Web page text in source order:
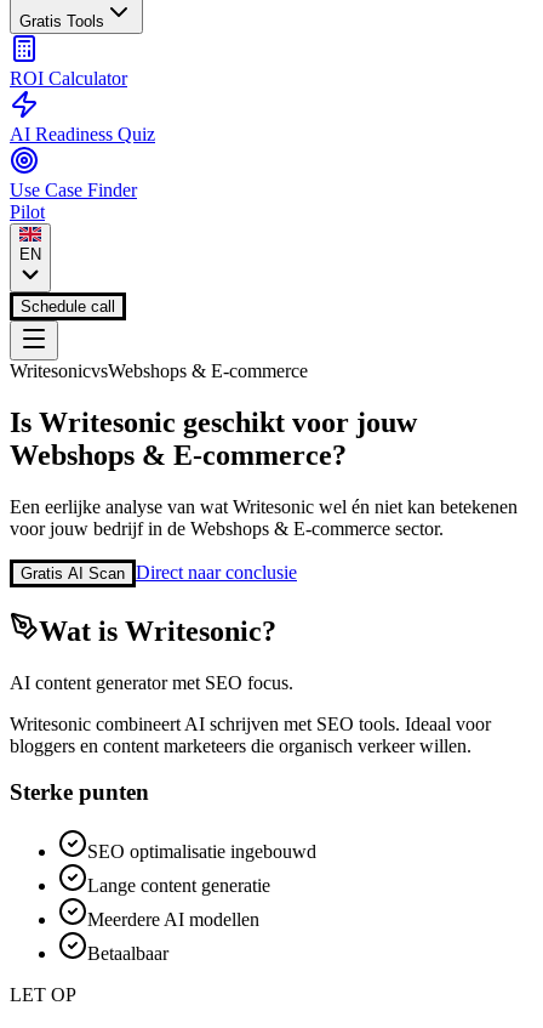
Gratis Tools
ROI Calculator
AI Readiness Quiz
Use Case Finder
Pilot
EN
Schedule call
WritesonicvsWebshops & E-commerce
Is Writesonic geschikt voor jouw
Webshops & E-commerce?
Een eerlijke analyse van wat Writesonic wel én niet kan betekenen
voor jouw bedrijf in de Webshops & E-commerce sector.
Gratis AI Scan Direct naar conclusie
Wat is Writesonic?
AI content generator met SEO focus.
Writesonic combineert AI schrijven met SEO tools. Ideaal voor
bloggers en content marketeers die organisch verkeer willen.
Sterke punten
SEO optimalisatie ingebouwd
Lange content generatie
Meerdere AI modellen
Betaalbaar
LET OP